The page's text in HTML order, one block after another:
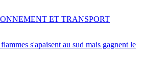
s'apaisent au sud mais gagnent le
ET TRANSPORT